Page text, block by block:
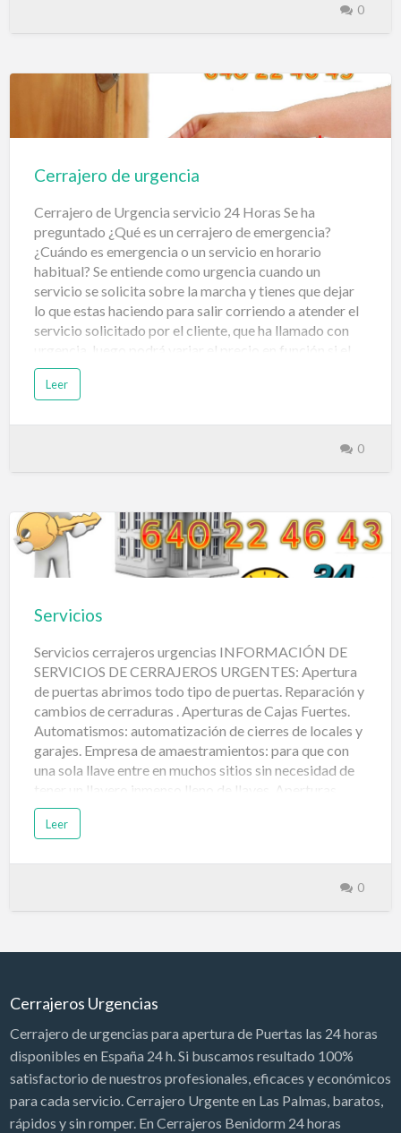
vigilancia y seguridad en el trabajo. Estos espejos
tienen una gran utilidad por ser un gran apoyo en la
seguridad al ampliar el campo de visión de todo tip…
0
Cerrajero de urgencia
Cerrajero de Urgencia servicio 24 Horas‎ Se ha
preguntado ¿Qué es un cerrajero de emergencia?
¿Cuándo es emergencia o un servicio en horario
habitual? Se entiende como urgencia cuando un
servicio se solicita sobre la marcha y tienes que dejar
lo que estas haciendo para salir corriendo a atender el
servicio solicitado por el cliente, que ha llamado con
urgencia, luego podrá variar el precio en función si el
servicio se solicita, por ejemplo, a las 14:00 horas o las
3:00 horas en plena madrugada. No es lo mismo una
días, o una acción que requiere inmediatez porque
fuera de horas de oficina, si específicamente
proporcionan un servicio de llamada de emergencia de
24 horas. ¿Qué servicios realizan los cerrajeros de
Leer
0
Servicios
Servicios cerrajeros urgencias INFORMACIÓN DE
SERVICIOS DE CERRAJEROS URGENTES: Apertura
de puertas abrimos todo tipo de puertas. Reparación y
cambios de cerraduras . Aperturas de Cajas Fuertes.
Automatismos: automatización de cierres de locales y
garajes. Empresa de amaestramientos: para que con
una sola llave entre en muchos sitios sin necesidad de
tener un llavero inmenso lleno de llaves. Aperturas
Cerrajeros urgencias Las Palmas 24 horas Urgencias
cerrajeros Las Palmas
Leer
0
Cerrajeros Urgencias
Cerrajero de urgencias para apertura de Puertas las 24 horas
disponibles en España 24 h. Si buscamos resultado 100%
satisfactorio de nuestros profesionales, eficaces y económicos
para cada servicio. Cerrajero Urgente en Las Palmas, baratos,
rápidos y sin romper. En Cerrajeros Benidorm 24 horas